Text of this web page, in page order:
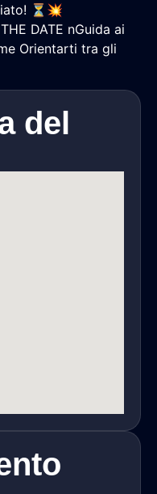
⏳💥
DATE nGuida ai
Orientarti tra gli
del